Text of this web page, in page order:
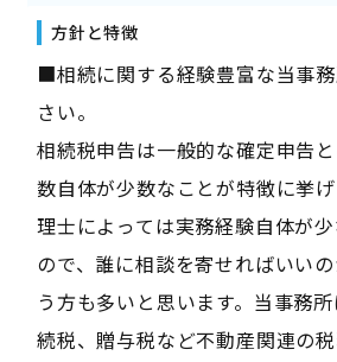
方針と特徴
■相続に関する経験豊富な当事
さい。
相続税申告は一般的な確定申告
数自体が少数なことが特徴に挙
理士によっては実務経験自体が
ので、誰に相談を寄せればいい
う方も多いと思います。当事務
続税、贈与税など不動産関連の